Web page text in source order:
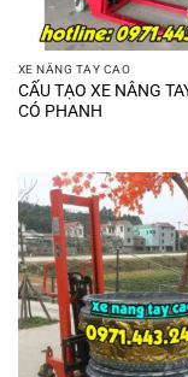
XE NÂNG TAY CAO
CẤU TẠO XE NÂNG
CÓ PHANH